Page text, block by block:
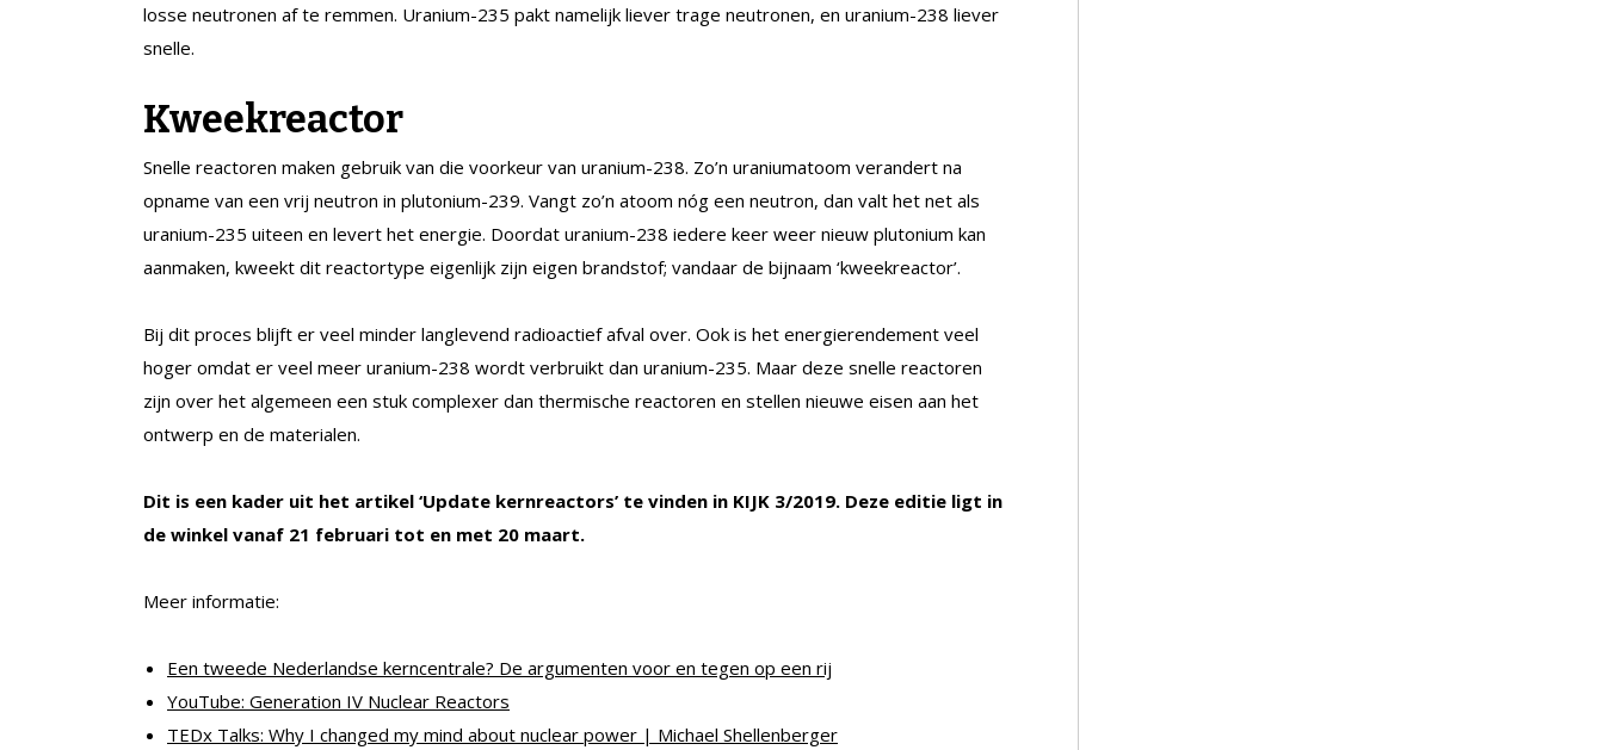
losse neutronen af te remmen. Uranium-235 pakt namelijk liever trage neutronen, en uranium-238 liever
snelle.
Kweekreactor
Snelle reactoren maken gebruik van die voorkeur van uranium-238. Zo’n uraniumatoom verandert na
opname van een vrij neutron in plutonium-239. Vangt zo’n atoom nóg een neutron, dan valt het net als
uranium-235 uiteen en levert het energie. Doordat uranium-238 iedere keer weer nieuw plutonium kan
aanmaken, kweekt dit reactortype eigenlijk zijn eigen brandstof; vandaar de bijnaam ‘kweekreactor’.
Bij dit proces blijft er veel minder langlevend radioactief afval over. Ook is het energierendement veel
hoger omdat er veel meer uranium-238 wordt verbruikt dan uranium-235. Maar deze snelle reactoren
zijn over het algemeen een stuk complexer dan thermische reactoren en stellen nieuwe eisen aan het
ontwerp en de materialen.
Dit is een kader uit het artikel ‘Update kernreactors’ te vinden in KIJK 3/2019. Deze editie ligt in
de winkel vanaf 21 februari tot en met 20 maart.
Meer informatie:
Een tweede Nederlandse kerncentrale? De argumenten voor en tegen op een rij
YouTube: Generation IV Nuclear Reactors
TEDx Talks: Why I changed my mind about nuclear power | Michael Shellenberger